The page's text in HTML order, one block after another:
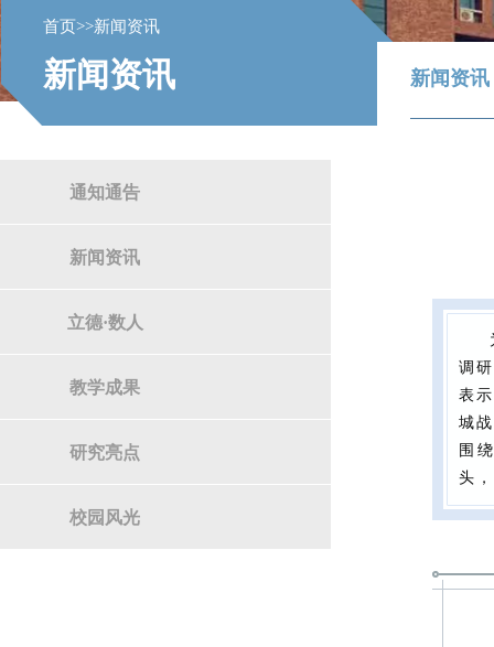
首页>>新闻资讯
新闻资讯
通知通告
新闻资讯
立德·数人
教学成果
研究亮点
校园风光
新闻资讯
调
表
城
围
头